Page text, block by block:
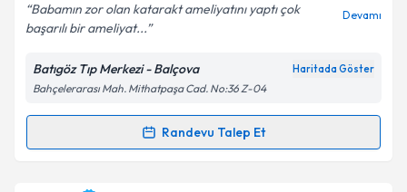
Kişisel verilerimin işlenmesine ilişkin
Aydınlatma
Metni'ni okudum ve kişisel verilerimin belirtilen
kapsamda işlenmesini kabul ediyorum.
Babamın zor olan katarakt ameliyatını yaptı çok
başarılı bir ameliyat...
Devamı
Batıgöz Tıp Merkezi - Balçova Haritada Göster
Bahçelerarası Mah. Mithatpaşa Cad. No:36 Z-04
Randevu Talep Et
Randevu Takvimi Talebi